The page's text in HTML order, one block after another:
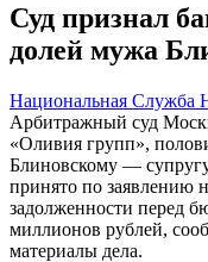
Суд признал
долей мужа
Национальная Служба
Арбитражный суд
«Оливия групп»,
Блиновскому —
принято по заявлению
задолженности перед
миллионов рублей,
материалы дела.